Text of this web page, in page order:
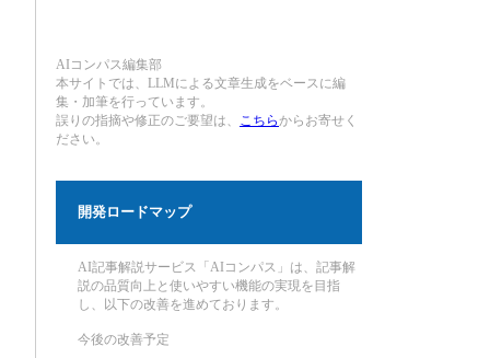
AIコンパス編集部
本サイトでは、LLMによる文章生成をベースに編
集・加筆を行っています。
誤りの指摘や修正のご要望は、
こちらからお寄せく
ださい。
開発ロードマップ
AI記事解説サービス「AIコンパス」は、記事解
説の品質向上と使いやすい機能の実現を目指
し、以下の改善を進めております。
今後の改善予定